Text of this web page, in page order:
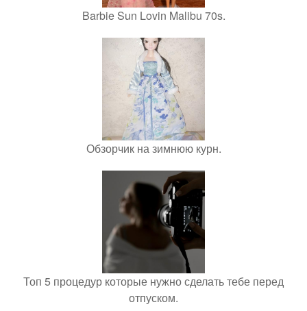
Barbie Sun Lovin Malibu 70s.
Обзорчик на зимнюю курн.
Топ 5 процедур которые нужно сделать тебе перед
отпуском.